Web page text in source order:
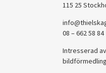
115 25
08 – 662 58 84
Intresserad
bildförmedling